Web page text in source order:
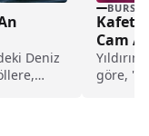
Deniz
BURSA
Cam
göre,